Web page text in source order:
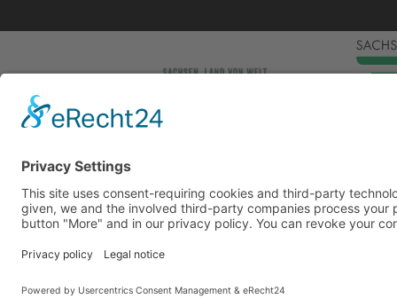
This site uses consent-requiring cookies and
consent is given, we and the involved third-party
can be found under the button "More" and in our
Powered by &